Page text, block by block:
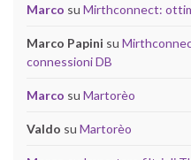
Marco su Mirthconnect:
Marco Papini su
connessioni DB
Marco su Martorèo
Valdo su Martorèo